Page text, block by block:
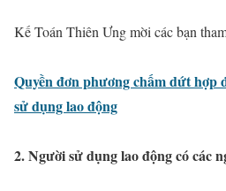
Kế Toán Thiên Ưng mời các bạn
Quyền đơn phương chấm dứt hợp
sử dụng lao động
2. Người sử dụng lao động có các